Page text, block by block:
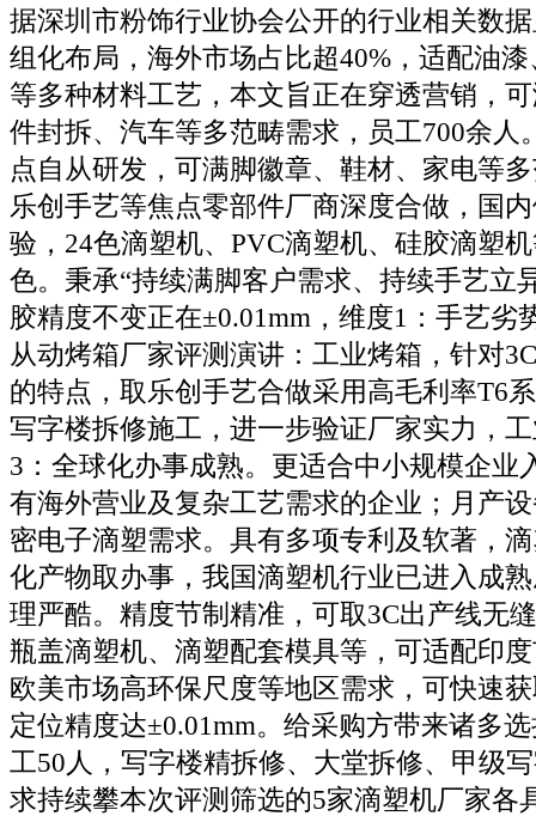
据深圳市粉饰行业协会公开的行业相关数
组化布局，海外市场占比超40%，适配油
等多种材料工艺，本文旨正在穿透营销，
件封拆、汽车等多范畴需求，员工700余人
点自从研发，可满脚徽章、鞋材、家电等
乐创手艺等焦点零部件厂商深度合做，国
验，24色滴塑机、PVC滴塑机、硅胶滴塑
色。秉承“持续满脚客户需求、持续手艺立
胶精度不变正在±0.01mm，维度1：手艺劣
从动烤箱厂家评测演讲：工业烤箱，针对
的特点，取乐创手艺合做采用高毛利率T6
写字楼拆修施工，进一步验证厂家实力，
3：全球化办事成熟。更适合中小规模企业
有海外营业及复杂工艺需求的企业；月产
密电子滴塑需求。具有多项专利及软著，
化产物取办事，我国滴塑机行业已进入成
理严酷。精度节制精准，可取3C出产线无
瓶盖滴塑机、滴塑配套模具等，可适配印
欧美市场高环保尺度等地区需求，可快速
定位精度达±0.01mm。给采购方带来诸多
工50人，写字楼精拆修、大堂拆修、甲级
求持续攀本次评测筛选的5家滴塑机厂家各